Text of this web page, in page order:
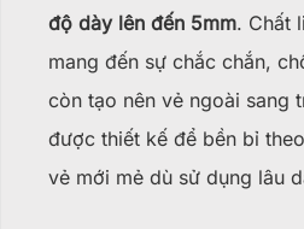
độ dày lên đến 5mm. Chất
mang đến sự chắc chắn,
còn tạo nên vẻ ngoài sang
được thiết kế để bền bỉ
vẻ mới mẻ dù sử dụng lâu